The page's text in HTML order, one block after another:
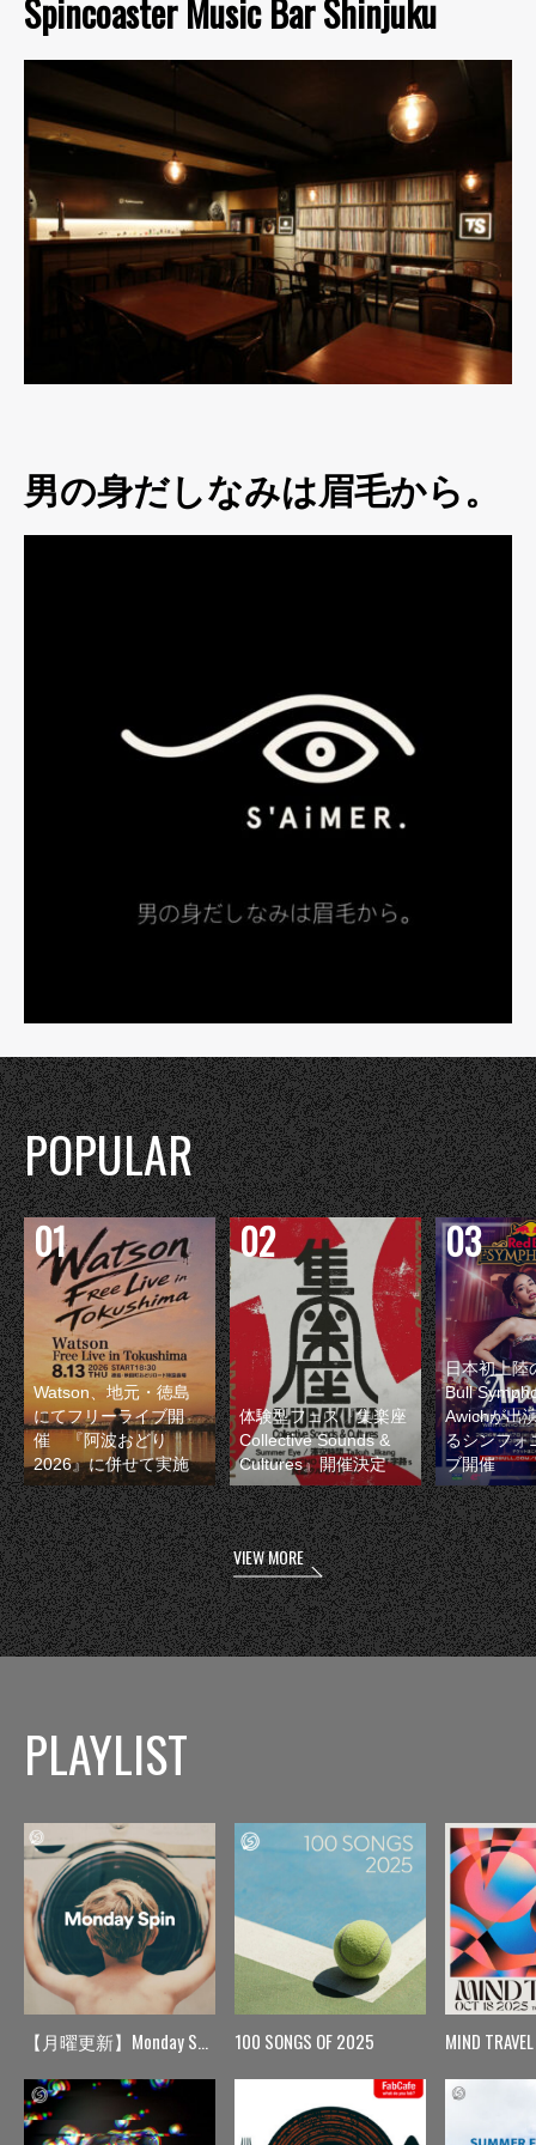
Spincoaster Music Bar Shinjuku
男の身だしなみは眉毛から。
POPULAR
Watson、地元・徳島
にてフリーライブ開
催 『阿波おどり
2026』に併せて実施
体験型フェス『集楽座
Collective Sounds &
Cultures』開催決定
日本初上陸
Bull
Awichが出
るシンフォ
ブ開催
VIEW MORE
PLAYLIST
【月曜更新】Monday Spin 100 SONGS OF 2025 MIND TRAVEL